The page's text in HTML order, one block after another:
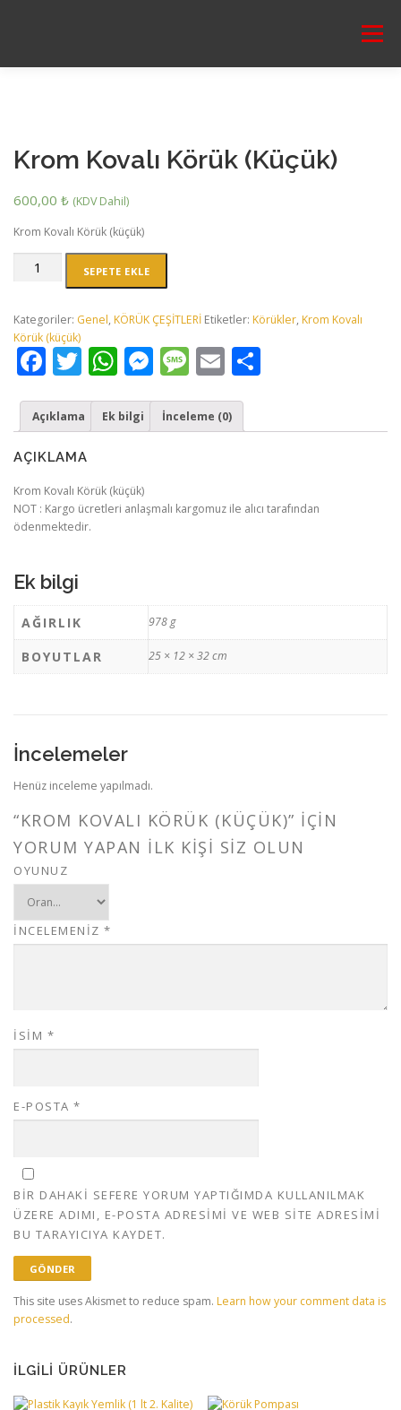
Menü
ÖDEME İLETIŞIM ÜRÜN KATALOĞUMUZ
0,00 ₺
Krom Kovalı Körük (Küçük)
600,00 ₺ (KDV Dahil)
Krom Kovalı Körük (küçük)
Krom
(Küçük)
adet
SEPETE EKLE
Kategoriler: Genel, KÖRÜK ÇEŞİTLERİ Etiketler: Körükler, Krom Kovalı
Körük (küçük)
Facebook
Twitter
WhatsApp
Messenger
Message
Email
Açıklama Ek bilgi İnceleme (0)
AÇIKLAMA
Krom Kovalı Körük (küçük)
NOT : Kargo ücretleri anlaşmalı kargomuz ile alıcı tarafından
ödenmektedir.
Ek bilgi
AĞIRLIK 978 g
BOYUTLAR 25 × 12 × 32 cm
İncelemeler
Henüz inceleme yapılmadı.
“KROM KOVALI KÖRÜK (KÜÇÜK)” IÇIN
YORUM YAPAN ILK KIŞI SIZ OLUN
OYUNUZ
İNCELEMENIZ *
İSIM *
E-POSTA *
BIR DAHAKI SEFERE YORUM YAPTIĞIMDA KULLANILMAK
ÜZERE ADIMI, E-POSTA ADRESIMI VE WEB SITE ADRESIMI
BU TARAYICIYA KAYDET.
This site uses Akismet to reduce spam. Learn how your comment data is
processed.
İLGILI ÜRÜNLER